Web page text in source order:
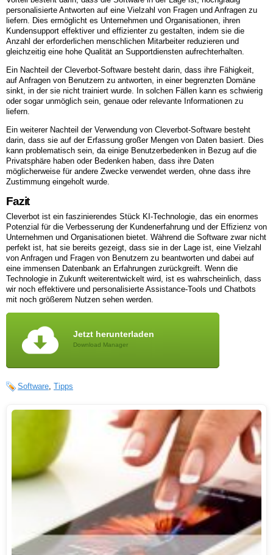
personalisierte Antworten auf eine Vielzahl von Fragen und Anfragen zu
liefern. Dies ermöglicht es Unternehmen und Organisationen, ihren
Kundensupport effektiver und effizienter zu gestalten, indem sie die
Anzahl der erforderlichen menschlichen Mitarbeiter reduzieren und
gleichzeitig eine hohe Qualität an Supportdiensten aufrechterhalten.
Ein Nachteil der Cleverbot-Software besteht darin, dass ihre Fähigkeit,
auf Anfragen von Benutzern zu antworten, in einer begrenzten Domäne
sinkt, in der sie nicht trainiert wurde. In solchen Fällen kann es schwierig
oder sogar unmöglich sein, genaue oder relevante Informationen zu
liefern.
Ein weiterer Nachteil der Verwendung von Cleverbot-Software besteht
darin, dass sie auf der Erfassung großer Mengen von Daten basiert. Dies
kann problematisch sein, da einige Benutzerbedenken in Bezug auf die
Privatsphäre haben oder Bedenken haben, dass ihre Daten
möglicherweise für andere Zwecke verwendet werden, ohne dass ihre
Zustimmung eingeholt wurde.
Fazit
Cleverbot ist ein faszinierendes Stück KI-Technologie, das ein enormes
Potenzial für die Verbesserung der Kundenerfahrung und der Effizienz von
Unternehmen und Organisationen bietet. Während die Software zwar nicht
perfekt ist, hat sie bereits gezeigt, dass sie in der Lage ist, eine Vielzahl
von Anfragen und Fragen von Benutzern zu beantworten und dabei auf
eine immensen Datenbank an Erfahrungen zurückgreift. Wenn die
Technologie in Zukunft weiterentwickelt wird, ist es wahrscheinlich, dass
wir noch effektivere und personalisierte Assistance-Tools und Chatbots
mit noch größerem Nutzen sehen werden.
Jetzt herunterladen
Download Manager
Software Tipps